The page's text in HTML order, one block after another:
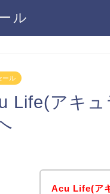
ル
ール
Life(アキ
Acu Life(ア